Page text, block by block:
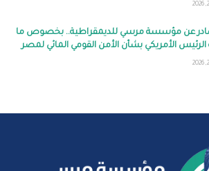
عن مؤسسة مرسي للديمقراطية.. بخصوص ما
الأمريكي بشأن الأمن القومي المائي لمصر